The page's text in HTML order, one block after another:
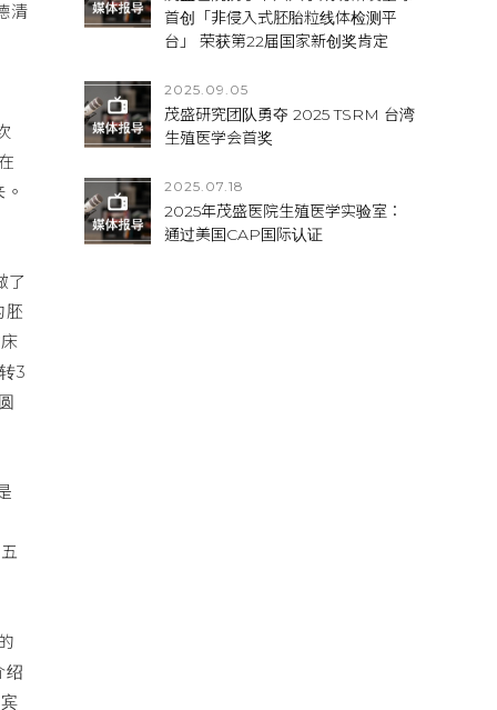
清
了
胚
3
绍
首创「非侵入式胚胎粒线体检测平
台」 荣获第22届国家新创奖肯定
2025.09.05
茂盛研究团队勇夺 2025 TSRM 台湾
生殖医学会首奖
2025.07.18
2025年茂盛医院生殖医学实验室：
通过美国CAP国际认证